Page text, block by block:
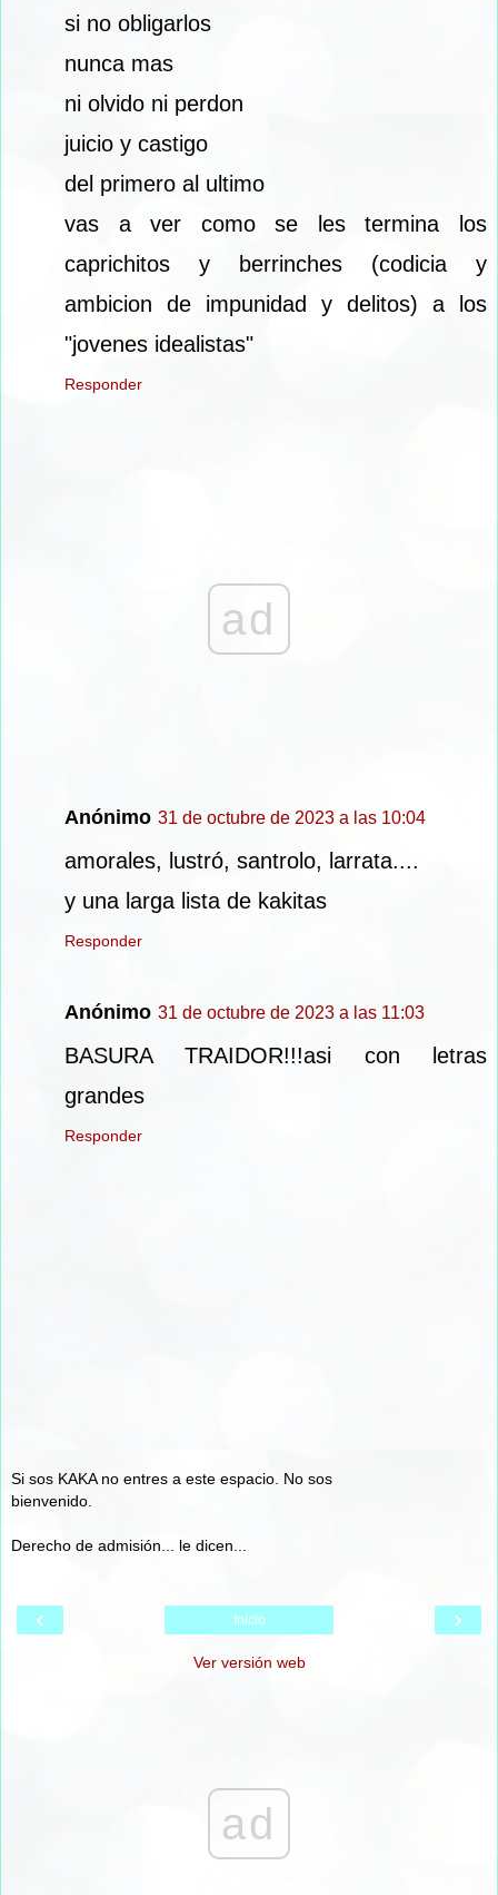
si no obligarlos
nunca mas
ni olvido ni perdon
juicio y castigo
del primero al ultimo
vas a ver como se les termina los
caprichitos y berrinches (codicia y
ambicion de impunidad y delitos) a los
"jovenes idealistas"
Responder
ad
Anónimo 31 de octubre de 2023 a las 10:04
amorales, lustró, santrolo, larrata....
y una larga lista de kakitas
Responder
Anónimo 31 de octubre de 2023 a las 11:03
BASURA TRAIDOR!!!asi con letras
grandes
Responder
Si sos KAKA no entres a este espacio. No sos
bienvenido.
Derecho de admisión... le dicen...
‹ ›
Inicio
Ver versión web
ad